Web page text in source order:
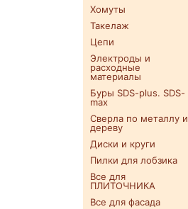
Хомуты
Такелаж
Цепи
Электроды и
расходные
материалы
Буры SDS-plus. SDS-
max
Сверла по металлу и
дереву
Диски и круги
Пилки для лобзика
Все для
ПЛИТОЧНИКА
Все для фасада